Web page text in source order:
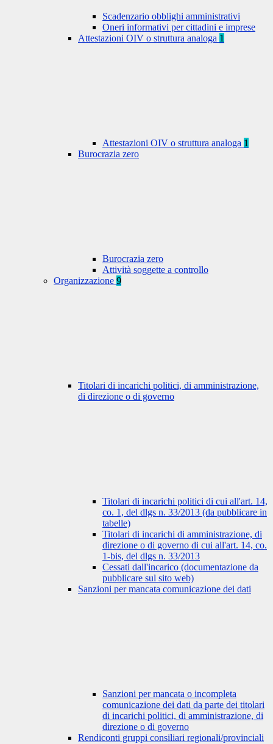
Scadenzario obblighi amministrativi
Oneri informativi per cittadini e imprese
Attestazioni OIV o struttura analoga 1
Attestazioni OIV o struttura analoga 1
Burocrazia zero
Burocrazia zero
Attività soggette a controllo
Organizzazione 9
Titolari di incarichi politici, di amministrazione,
di direzione o di governo
Titolari di incarichi politici di cui all'art. 14,
co. 1, del dlgs n. 33/2013 (da pubblicare in
tabelle)
Titolari di incarichi di amministrazione, di
direzione o di governo di cui all'art. 14, co.
1-bis, del dlgs n. 33/2013
Cessati dall'incarico (documentazione da
pubblicare sul sito web)
Sanzioni per mancata comunicazione dei dati
Sanzioni per mancata o incompleta
comunicazione dei dati da parte dei titolari
di incarichi politici, di amministrazione, di
direzione o di governo
Rendiconti gruppi consiliari regionali/provinciali